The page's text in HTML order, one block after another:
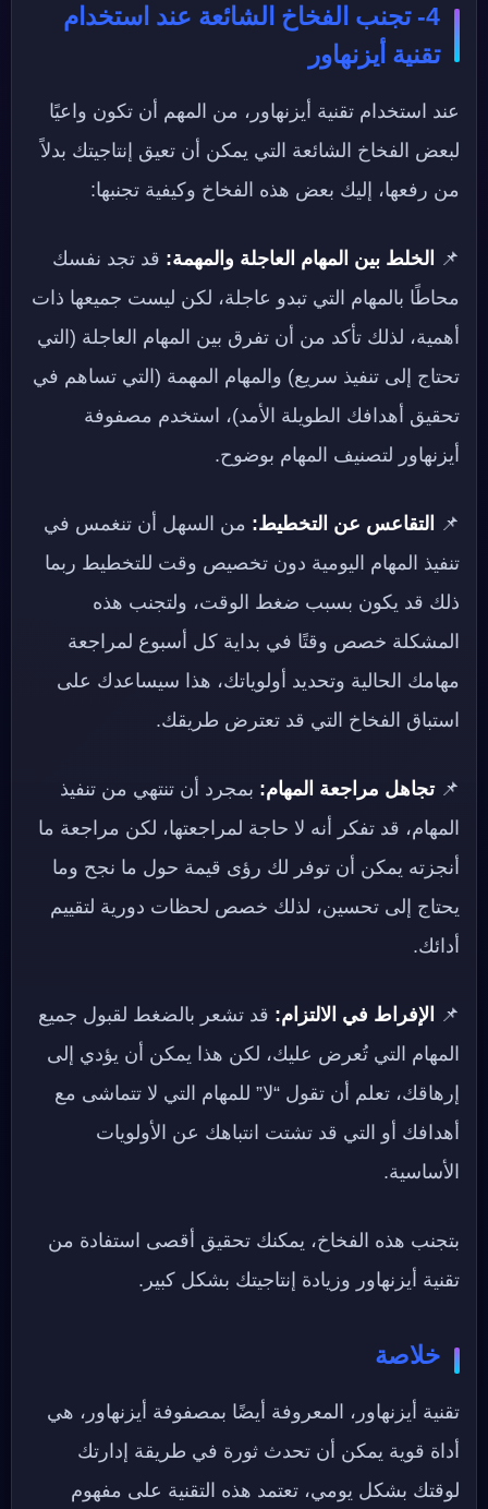
4- تجنب الفخاخ الشائعة عند استخدام
تقنية أيزنهاور
عند استخدام تقنية أيزنهاور، من المهم أن تكون واعيًا
لبعض الفخاخ الشائعة التي يمكن أن تعيق إنتاجيتك بدلاً
من رفعها، إليك بعض هذه الفخاخ وكيفية تجنبها:
📌 الخلط بين المهام العاجلة والمهمة: قد تجد نفسك
محاطًا بالمهام التي تبدو عاجلة، لكن ليست جميعها ذات
أهمية، لذلك تأكد من أن تفرق بين المهام العاجلة (التي
تحتاج إلى تنفيذ سريع) والمهام المهمة (التي تساهم في
تحقيق أهدافك الطويلة الأمد)، استخدم مصفوفة
أيزنهاور لتصنيف المهام بوضوح.
📌 التقاعس عن التخطيط: من السهل أن تنغمس في
تنفيذ المهام اليومية دون تخصيص وقت للتخطيط ربما
ذلك قد يكون بسبب ضغط الوقت، ولتجنب هذه
المشكلة خصص وقتًا في بداية كل أسبوع لمراجعة
مهامك الحالية وتحديد أولوياتك، هذا سيساعدك على
استباق الفخاخ التي قد تعترض طريقك.
📌تجاهل مراجعة المهام: بمجرد أن تنتهي من تنفيذ
المهام، قد تفكر أنه لا حاجة لمراجعتها، لكن مراجعة ما
أنجزته يمكن أن توفر لك رؤى قيمة حول ما نجح وما
يحتاج إلى تحسين، لذلك خصص لحظات دورية لتقييم
أدائك.
📌 الإفراط في الالتزام: قد تشعر بالضغط لقبول جميع
المهام التي تُعرض عليك، لكن هذا يمكن أن يؤدي إلى
إرهاقك، تعلم أن تقول “لا” للمهام التي لا تتماشى مع
أهدافك أو التي قد تشتت انتباهك عن الأولويات
الأساسية.
بتجنب هذه الفخاخ، يمكنك تحقيق أقصى استفادة من
تقنية أيزنهاور وزيادة إنتاجيتك بشكل كبير.
خلاصة
تقنية أيزنهاور، المعروفة أيضًا بمصفوفة أيزنهاور، هي
أداة قوية يمكن أن تحدث ثورة في طريقة إدارتك
لوقتك بشكل يومي، تعتمد هذه التقنية على مفهوم